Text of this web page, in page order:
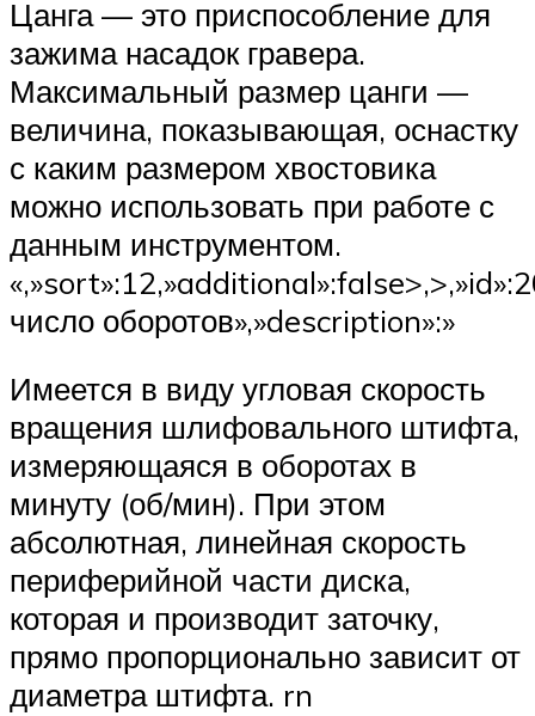
Цанга — это приспособление для
зажима насадок гравера.
Максимальный размер цанги —
величина, показывающая, оснастку
с каким размером хвостовика
можно использовать при работе с
данным инструментом.
число оборотов»,»description»:»
Имеется в виду угловая скорость
вращения шлифовального штифта,
измеряющаяся в оборотах в
минуту (об/мин). При этом
абсолютная, линейная скорость
периферийной части диска,
которая и производит заточку,
прямо пропорционально зависит от
диаметра штифта. rn